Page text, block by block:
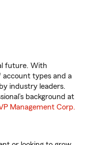
future. With
account types and a
industry leaders.
background at
Management Corp.